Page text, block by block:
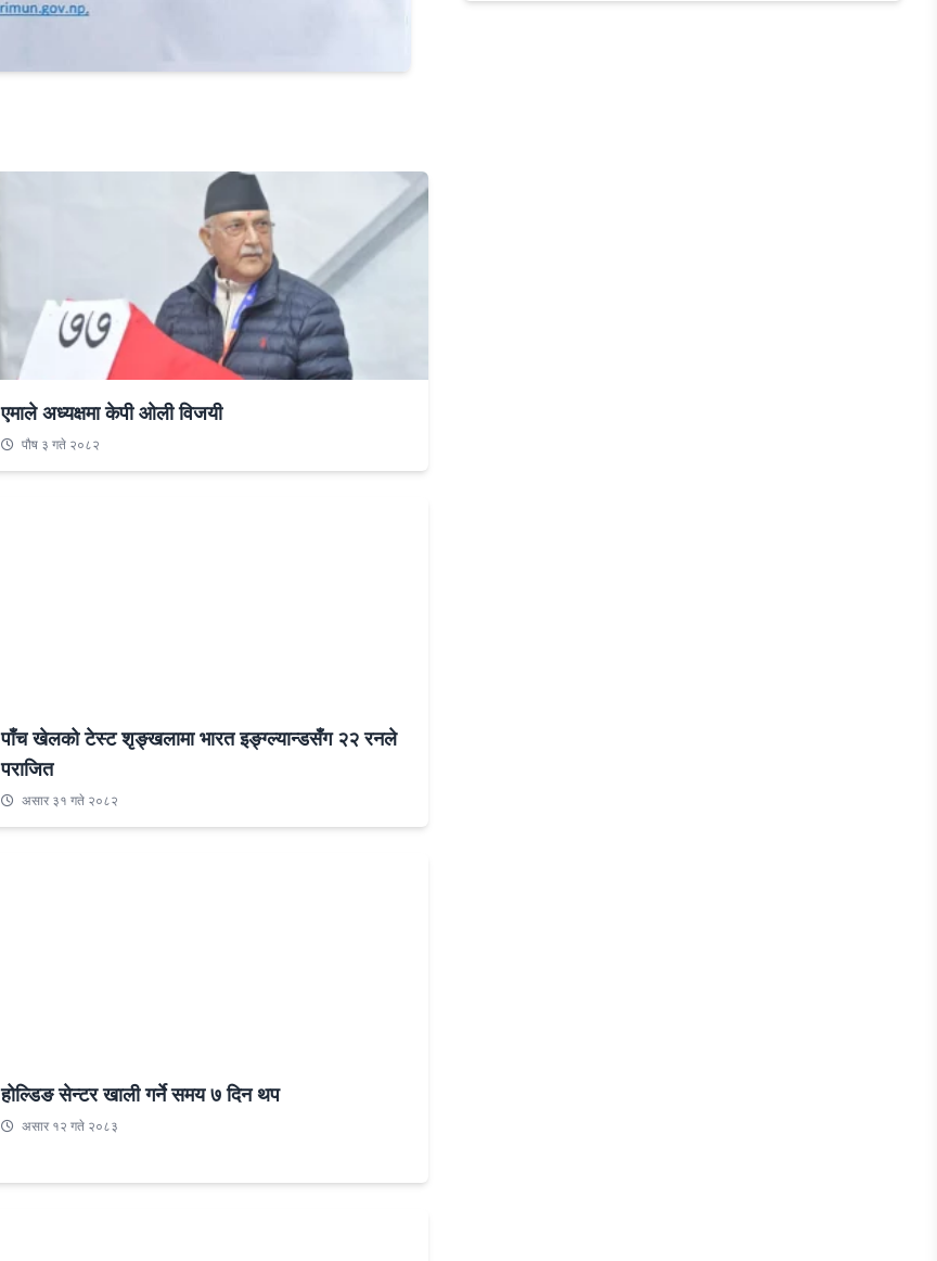
एमाले अध्यक्षमा केपी ओली विजयी
पौष ३ गते २०८२
पाँच खेलको टेस्ट शृङ्खलामा भारत इङ्ग्ल्यान्डसँग २२ रनले
पराजित
असार ३१ गते २०८२
होल्डिङ सेन्टर खाली गर्ने समय ७ दिन थप
असार १२ गते २०८३